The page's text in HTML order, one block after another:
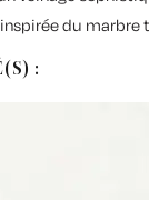
du marbre
: